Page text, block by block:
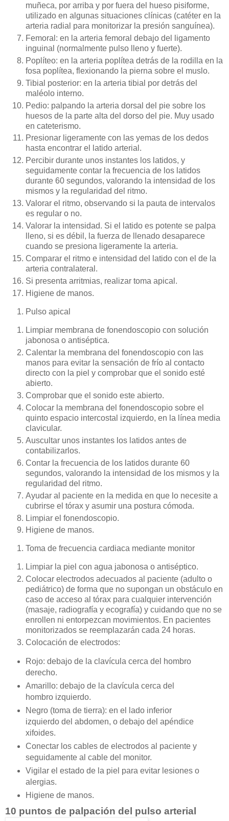
muñeca, por arriba y por fuera del hueso pisiforme,
utilizado en algunas situaciones clínicas (catéter en la
arteria radial para monitorizar la presión sanguínea).
Femoral: en la arteria femoral debajo del ligamento
inguinal (normalmente pulso lleno y fuerte).
Poplíteo: en la arteria poplítea detrás de la rodilla en la
fosa poplítea, flexionando la pierna sobre el muslo.
Tibial posterior: en la arteria tibial por detrás del
maléolo interno.
Pedio: palpando la arteria dorsal del pie sobre los
huesos de la parte alta del dorso del pie. Muy usado
en cateterismo.
Presionar ligeramente con las yemas de los dedos
hasta encontrar el latido arterial.
Percibir durante unos instantes los latidos, y
seguidamente contar la frecuencia de los latidos
durante 60 segundos, valorando la intensidad de los
mismos y la regularidad del ritmo.
Valorar el ritmo, observando si la pauta de intervalos
es regular o no.
Valorar la intensidad. Si el latido es potente se palpa
lleno, si es débil, la fuerza de llenado desaparece
cuando se presiona ligeramente la arteria.
Comparar el ritmo e intensidad del latido con el de la
arteria contralateral.
Si presenta arritmias, realizar toma apical.
Higiene de manos.
Pulso apical
Limpiar membrana de fonendoscopio con solución
jabonosa o antiséptica.
Calentar la membrana del fonendoscopio con las
manos para evitar la sensación de frío al contacto
directo con la piel y comprobar que el sonido esté
abierto.
Comprobar que el sonido este abierto.
Colocar la membrana del fonendoscopio sobre el
quinto espacio intercostal izquierdo, en la línea media
clavicular.
Auscultar unos instantes los latidos antes de
contabilizarlos.
Contar la frecuencia de los latidos durante 60
segundos, valorando la intensidad de los mismos y la
regularidad del ritmo.
Ayudar al paciente en la medida en que lo necesite a
cubrirse el tórax y asumir una postura cómoda.
Limpiar el fonendoscopio.
Higiene de manos.
Toma de frecuencia cardiaca mediante monitor
Limpiar la piel con agua jabonosa o antiséptico.
Colocar electrodos adecuados al paciente (adulto o
pediátrico) de forma que no supongan un obstáculo en
caso de acceso al tórax para cualquier intervención
(masaje, radiografía y ecografía) y cuidando que no se
enrollen ni entorpezcan movimientos. En pacientes
monitorizados se reemplazarán cada 24 horas.
Colocación de electrodos:
Rojo: debajo de la clavícula cerca del hombro
derecho.
Amarillo: debajo de la clavícula cerca del
hombro izquierdo.
Negro (toma de tierra): en el lado inferior
izquierdo del abdomen, o debajo del apéndice
xifoides.
Conectar los cables de electrodos al paciente y
seguidamente al cable del monitor.
Vigilar el estado de la piel para evitar lesiones o
alergias.
Higiene de manos.
10 puntos de palpación del pulso arterial